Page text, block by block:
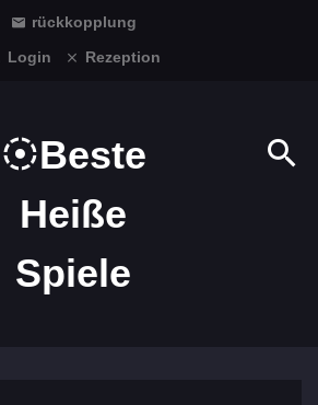
rückkopplung
Login
Rezeption
Beste
Heiße
Spiele